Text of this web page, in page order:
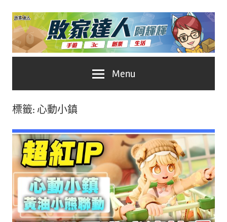
Skip
content
家
人
推
薦
No.1
遊
戲
科
技
自
媒
Menu
標籤: 心動小鎮